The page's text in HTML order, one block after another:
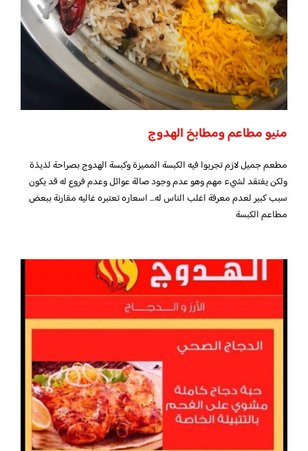
منيو مطاعم ومطابخ الهدوج
مطعم جميل لازم تجربوا فيه الكبسة المميزة وكبسة الهدوج بصراحة لذيذة
ولكن يفتقد لشيء مهم وهو عدم وجود صالة عوائل وعدم فروع له قد يكون
سبب كبير لعدم معرفة اغلب الناس له… اسعاره تعتبره غاليه مقارنة ببعض
مطاعم الكبسة